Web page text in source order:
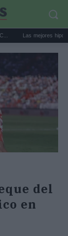
Las mejores hipotecas de
del
en